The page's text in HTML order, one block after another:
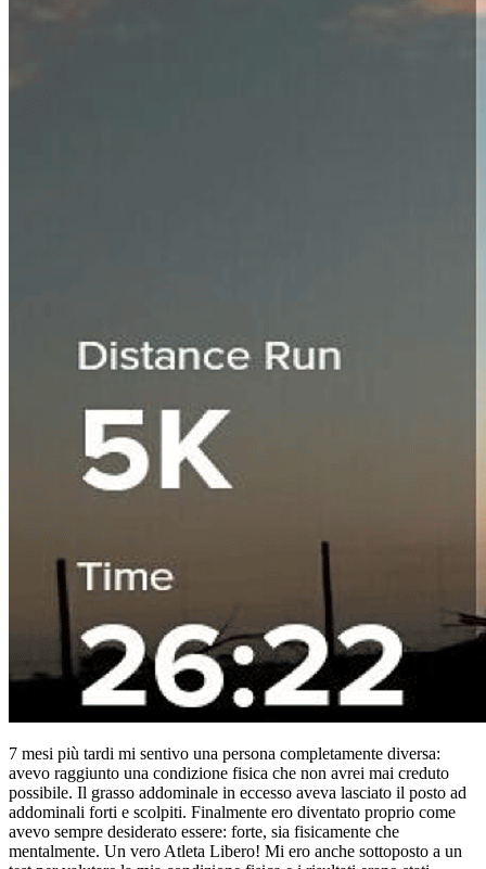
7 mesi più tardi mi sentivo una persona completamente diversa:
avevo raggiunto una condizione fisica che non avrei mai creduto
possibile. Il grasso addominale in eccesso aveva lasciato il posto ad
addominali forti e scolpiti. Finalmente ero diventato proprio come
avevo sempre desiderato essere: forte, sia fisicamente che
mentalmente. Un vero Atleta Libero! Mi ero anche sottoposto a un